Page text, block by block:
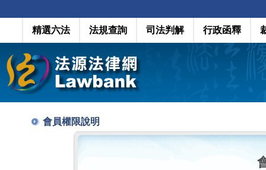
精選六法 法規查詢 司法判解 行政函釋
會員權限說明